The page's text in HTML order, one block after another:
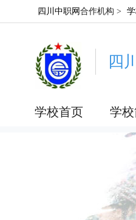
四川中职网 合作机构 >
四
学校首页 学